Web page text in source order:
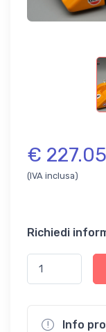
€ 227.05
(IVA inclusa)
Richiedi
Info